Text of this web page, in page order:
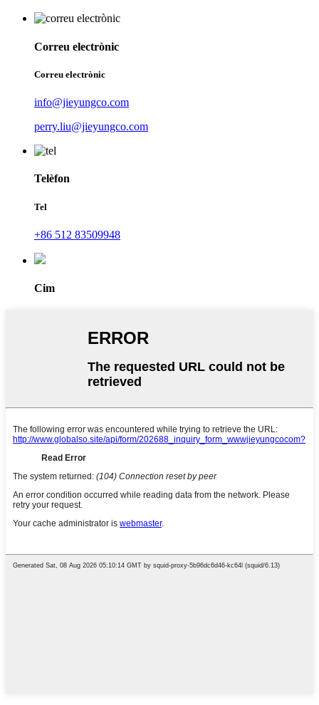
Correu electrònic
Correu electrònic
info@jieyungco.com
perry.liu@jieyungco.com
Telèfon
Tel
+86 512 83509948
Cim